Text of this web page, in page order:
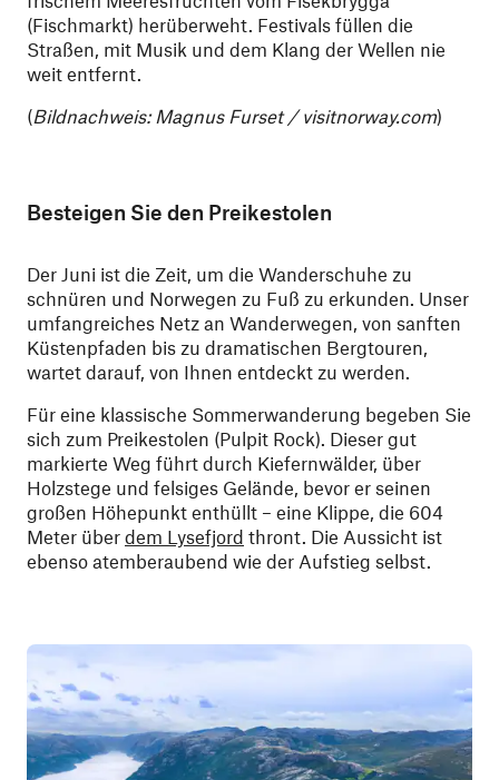
(Fischmarkt) herüberweht. Festivals füllen die
Straßen, mit Musik und dem Klang der Wellen nie
weit entfernt.
(Bildnachweis: Magnus Furset / visitnorway.com)
Besteigen Sie den Preikestolen
Der Juni ist die Zeit, um die Wanderschuhe zu
schnüren und Norwegen zu Fuß zu erkunden. Unser
umfangreiches Netz an Wanderwegen, von sanften
Küstenpfaden bis zu dramatischen Bergtouren,
wartet darauf, von Ihnen entdeckt zu werden.
Für eine klassische Sommerwanderung begeben Sie
sich zum Preikestolen (Pulpit Rock). Dieser gut
markierte Weg führt durch Kiefernwälder, über
Holzstege und felsiges Gelände, bevor er seinen
großen Höhepunkt enthüllt – eine Klippe, die 604
Meter über dem Lysefjord thront. Die Aussicht ist
ebenso atemberaubend wie der Aufstieg selbst.